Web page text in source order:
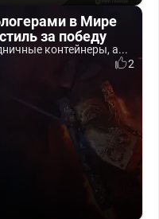
в Мире
за победу
контейнеры, а...
2